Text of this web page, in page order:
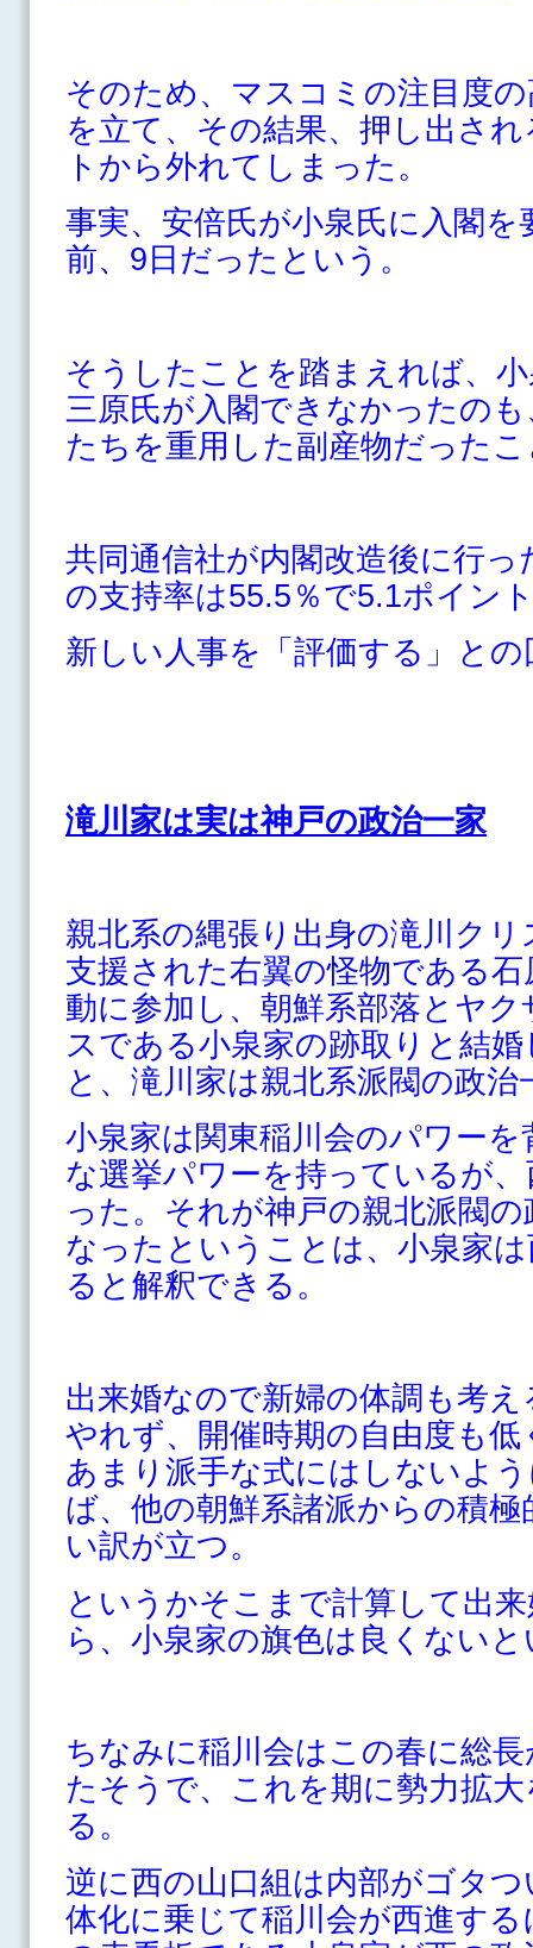
そのため、マスコミの注目度
を立て、その結果、押し出さ
トから外れてしまった。
事実、安倍氏が小泉氏に入閣
前、9日だったという。
そうしたことを踏まえれば、
三原氏が入閣できなかったの
たちを重用した副産物だった
共同通信社が内閣改造後に行
の支持率は55.5％で5.1ポイン
新しい人事を「評価する」と
滝川家は実は神戸の政治一家
親北系の縄張り出身の滝川ク
支援された右翼の怪物である
動に参加し、朝鮮系部落とヤ
スである小泉家の跡取りと結
と、滝川家は親北系派閥の政
小泉家は関東稲川会のパワー
な選挙パワーを持っているが
った。それが神戸の親北派閥
なったということは、小泉家
ると解釈できる。
出来婚なので新婦の体調も考
やれず、開催時期の自由度も
あまり派手な式にはしないよ
ば、他の朝鮮系諸派からの積
い訳が立つ。
というかそこまで計算して出
ら、小泉家の旗色は良くない
ちなみに稲川会はこの春に総
たそうで、これを期に勢力拡
る。
逆に西の山口組は内部がゴタ
体化に乗じて稲川会が西進す